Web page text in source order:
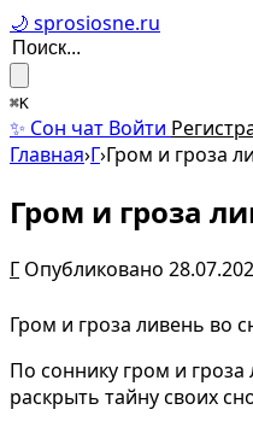
🌙 sprosiosne.ru
⌘K
✨ Сон чат Войти
Главная›Г›Гром и гроза
Гром и гроза
Г Опубликовано
Гром и гроза ливень во
По соннику гром и
раскрыть тайну своих